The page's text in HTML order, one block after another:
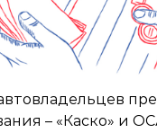
– «Каско» и